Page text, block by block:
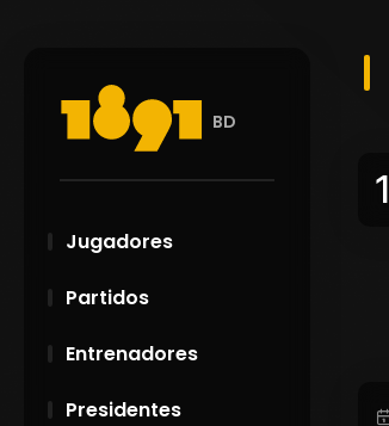
BD
Jugadores
Partidos
Entrenadores
Presidentes
1